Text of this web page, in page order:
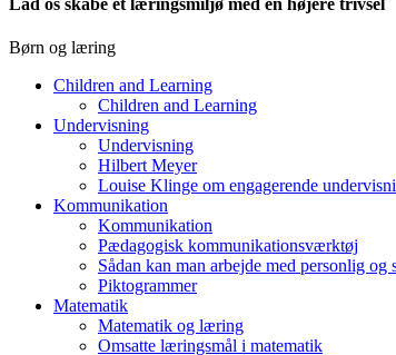
Lad os skabe et læringsmiljø med en højere trivsel
Børn og læring
Children and Learning
Children and Learning
Undervisning
Undervisning
Hilbert Meyer
Louise Klinge om engagerende
Kommunikation
Kommunikation
Pædagogisk kommunikationsværktøj
Sådan kan man arbejde med personlig
Piktogrammer
Matematik
Matematik og læring
Omsatte læringsmål i matematik